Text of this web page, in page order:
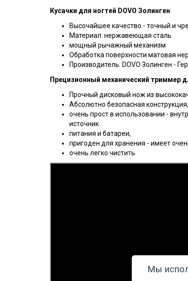
Кусачки для ногтей DOVO Золинген
Высочайшее качество - точный и
Материал: нержавеющая сталь
мощный рычажный механизм
Обработка поверхности матовая
Производитель: DOVO Золинген -
Прецизионный механический триммер
Прочный дисковый нож из
Абсолютно безопасная
очень прост в использовании -
источник
питания и батареи,
пригоден для хранения - имеет
очень легко чистить
Мы